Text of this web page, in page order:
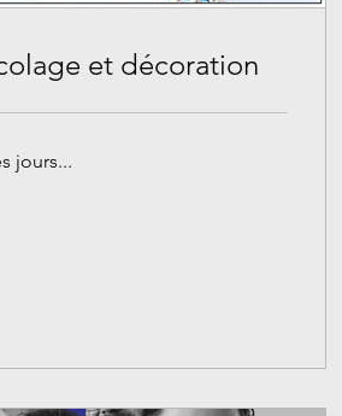
et décoration
jours...